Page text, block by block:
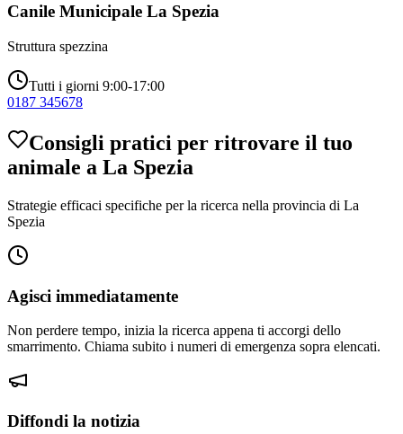
Canile Municipale La Spezia
Struttura spezzina
Tutti i giorni 9:00-17:00
0187 345678
Consigli pratici per ritrovare il tuo
animale a La Spezia
Strategie efficaci specifiche per la ricerca nella provincia di La
Spezia
Agisci immediatamente
Non perdere tempo, inizia la ricerca appena ti accorgi dello
smarrimento. Chiama subito i numeri di emergenza sopra elencati.
Diffondi la notizia